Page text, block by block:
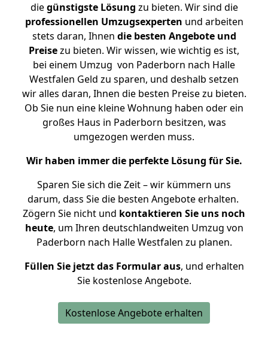
diegünstigste Lösung zu bieten. Wir sind die
professionellen Umzugsexperten und arbeiten
stets daran, Ihnen die besten Angebote und
Preisezu bieten. Wir wissen, wie wichtig es ist,
bei einem Umzug von Paderborn nach Halle
Westfalen Geld zu sparen, und deshalb setzen
wir alles daran, Ihnen die besten Preise zu bieten.
Ob Sie nun eine kleine Wohnung haben oder ein
großes Haus in Paderborn besitzen, was
umgezogen werden muss.
Wir haben immer die perfekte Lösung für Sie.
Sparen Sie sich die Zeit – wir kümmern uns
darum, dass Sie die besten Angebote erhalten.
Zögern Sie nicht und kontaktieren Sie uns noch
heute, um Ihren deutschlandweiten Umzug von
Paderborn nach Halle Westfalen zu planen.
Füllen Sie jetzt das Formular aus, und erhalten
Sie kostenlose Angebote.
Kostenlose Angebote erhalten